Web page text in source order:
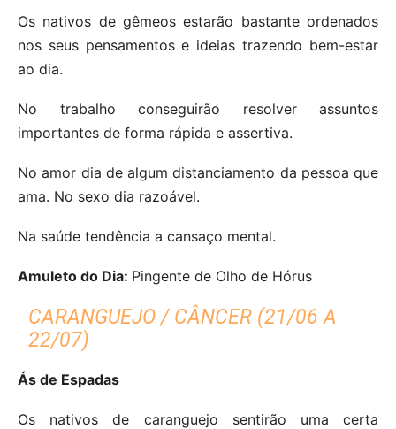
Os nativos de gêmeos estarão bastante ordenados
nos seus pensamentos e ideias trazendo bem-estar
ao dia.
No trabalho conseguirão resolver assuntos
importantes de forma rápida e assertiva.
No amor dia de algum distanciamento da pessoa que
ama. No sexo dia razoável.
Na saúde tendência a cansaço mental.
Amuleto do Dia: Pingente de Olho de Hórus
CARANGUEJO / CÂNCER (21/06 A
22/07)
Ás de Espadas
Os nativos de caranguejo sentirão uma certa